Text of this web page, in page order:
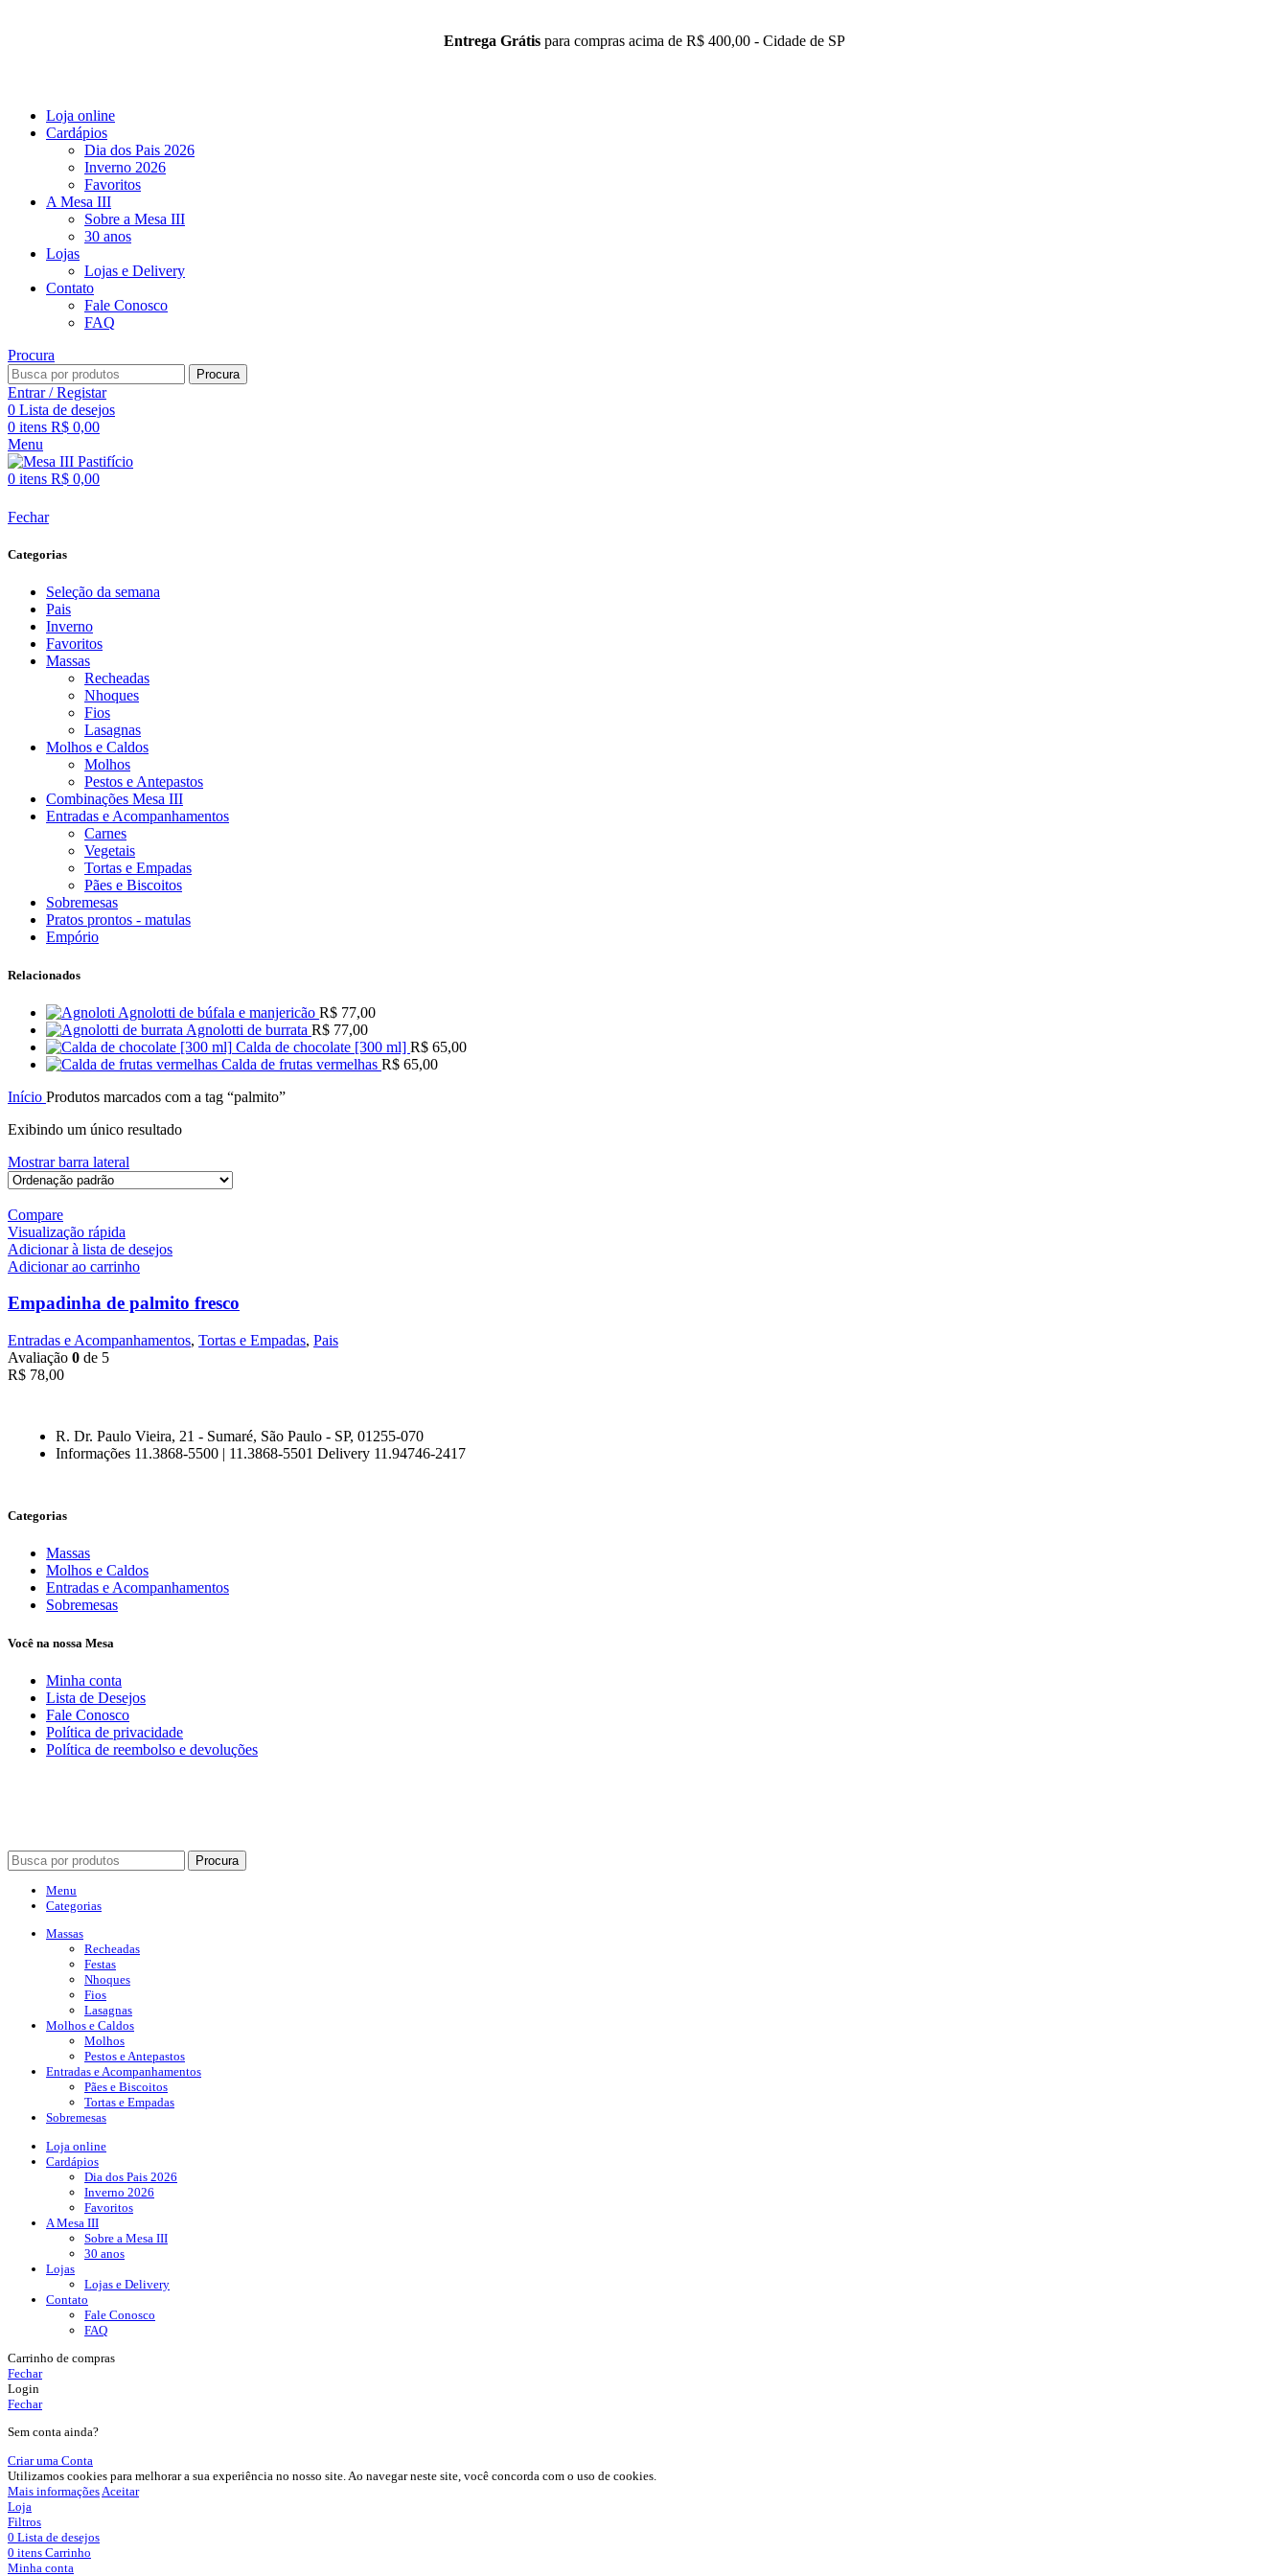
Entrega Grátispara compras acima de R$ 400,00 - Cidade de SP
Loja online
Cardápios
Dia dos Pais 2026
Inverno 2026
Favoritos​
A Mesa III
Sobre a Mesa III
30 anos
Lojas
Lojas e Delivery
Contato
Fale Conosco
FAQ
Procura
Procura
Entrar / Registar
0 Lista de desejos
0 itens R$ 0,00
Menu
0 itens R$ 0,00
Fechar
Categorias
Seleção da semana
Pais
Inverno
Favoritos
Massas
Recheadas
Nhoques
Fios
Lasagnas
Molhos e Caldos
Molhos
Pestos e Antepastos
Combinações Mesa III
Entradas e Acompanhamentos
Carnes
Vegetais
Tortas e Empadas
Pães e Biscoitos
Sobremesas
Pratos prontos - matulas
Empório
Relacionados
Agnolotti de búfala e manjericão R$ 77,00
Agnolotti de burrata R$ 77,00
Calda de chocolate [300 ml] R$ 65,00
Calda de frutas vermelhas R$ 65,00
Início Produtos marcados com a tag “palmito”
Exibindo um único resultado
Mostrar barra lateral
Compare
Visualização rápida
Adicionar à lista de desejos
Adicionar ao carrinho
Empadinha de palmito fresco
Entradas e Acompanhamentos, Tortas e Empadas, Pais
Avaliação 0 de 5
R$ 78,00
R. Dr. Paulo Vieira, 21 - Sumaré, São Paulo - SP, 01255-070
Informações 11.3868-5500 | 11.3868-5501 Delivery 11.94746-2417
Categorias
Massas
Molhos e Caldos
Entradas e Acompanhamentos
Sobremesas
Você na nossa Mesa
Minha conta
Lista de Desejos
Fale Conosco
Política de privacidade
Política de reembolso e devoluções
Procura
Menu
Categorias
Massas
Recheadas
Festas
Nhoques
Fios
Lasagnas
Molhos e Caldos
Molhos
Pestos e Antepastos
Entradas e Acompanhamentos
Pães e Biscoitos
Tortas e Empadas
Sobremesas
Loja online
Cardápios
Dia dos Pais 2026
Inverno 2026
Favoritos​
A Mesa III
Sobre a Mesa III
30 anos
Lojas
Lojas e Delivery
Contato
Fale Conosco
FAQ
Carrinho de compras
Fechar
Login
Fechar
Sem conta ainda?
Criar uma Conta
Utilizamos cookies para melhorar a sua experiência no nosso site. Ao navegar neste site, você concorda com o uso de cookies.
Mais informações Aceitar
Loja
Filtros
0 Lista de desejos
0 itens Carrinho
Minha conta